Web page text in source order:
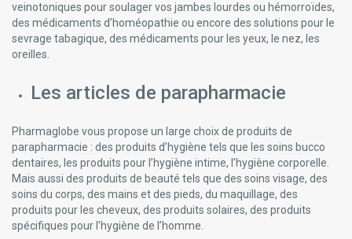
veinotoniques pour soulager vos jambes lourdes ou hémorroïdes,
des médicaments d’homéopathie ou encore des solutions pour le
sevrage tabagique, des médicaments pour les yeux, le nez, les
oreilles.
Les articles de parapharmacie
Pharmaglobe vous propose un large choix de produits de
parapharmacie : des produits d’hygiène tels que les soins bucco
dentaires, les produits pour l’hygiène intime, l’hygiène corporelle.
Mais aussi des produits de beauté tels que des soins visage, des
soins du corps, des mains et des pieds, du maquillage, des
produits pour les cheveux, des produits solaires, des produits
spécifiques pour l’hygiène de l’homme.